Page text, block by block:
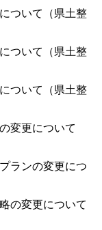
ついて（県土整
ついて（県土整
ついて（県土整
の変更について
ランの変更につ
の変更について